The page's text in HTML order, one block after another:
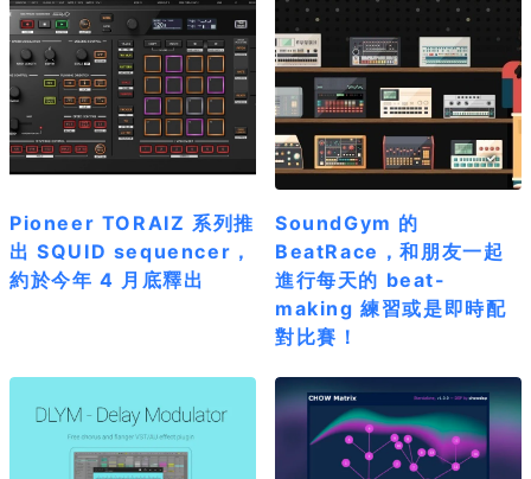
Pioneer TORAIZ 系列推
出 SQUID sequencer，
約於今年 4 月底釋出
SoundGym 的
BeatRace，和朋友一起
進行每天的 beat-
making 練習或是即時配
對比賽！